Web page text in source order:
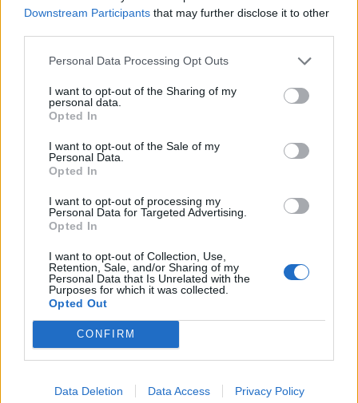
Downstream Participants that may further disclose it to other
Personal Data Processing Opt Outs
I want to opt-out of the Sharing of my
personal data.
Opted In
I want to opt-out of the Sale of my
Personal Data.
Opted In
I want to opt-out of processing my
Personal Data for Targeted Advertising.
Opted In
I want to opt-out of Collection, Use,
Retention, Sale, and/or Sharing of my
Personal Data that Is Unrelated with the
Purposes for which it was collected.
Opted Out
CONFIRM
Data Deletion Data Access Privacy Policy